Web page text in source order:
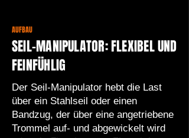
AUFBAU
SEIL-MANIPULATOR: FLEXIBEL UND
FEINFÜHLIG
Der Seil-Manipulator hebt die Last
über ein Stahlseil oder einen
Bandzug, der über eine angetriebene
Trommel auf- und abgewickelt wird